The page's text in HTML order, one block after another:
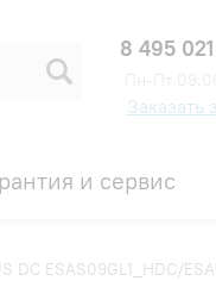
8 495
Заказать
и сервис
DC ESAS09GL1_HDC/